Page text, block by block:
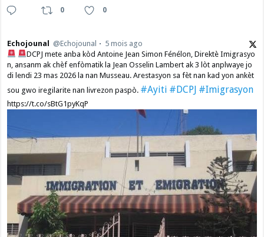
0 0
Echojounal @Echojounal
5 mois ago
DCPJ mete anba kòd Antoine Jean Simon Fénélon, Direktè Imigrasyo
n, ansanm ak chèf enfòmatik la Jean Osselin Lambert ak 3 lòt anplwaye jo
di lendi 23 mas 2026 la nan Musseau. Arestasyon sa fèt nan kad yon ankèt
sou gwo iregilarite nan livrezon paspò. #Ayiti #DCPJ #Imigrasyon
https://t.co/sBtG1pyKqP